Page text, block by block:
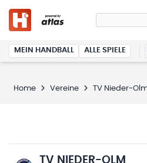
MEIN HANDBALL ALLE SPIELE
Home Vereine TV Nieder-
TV NIEDER-OLM